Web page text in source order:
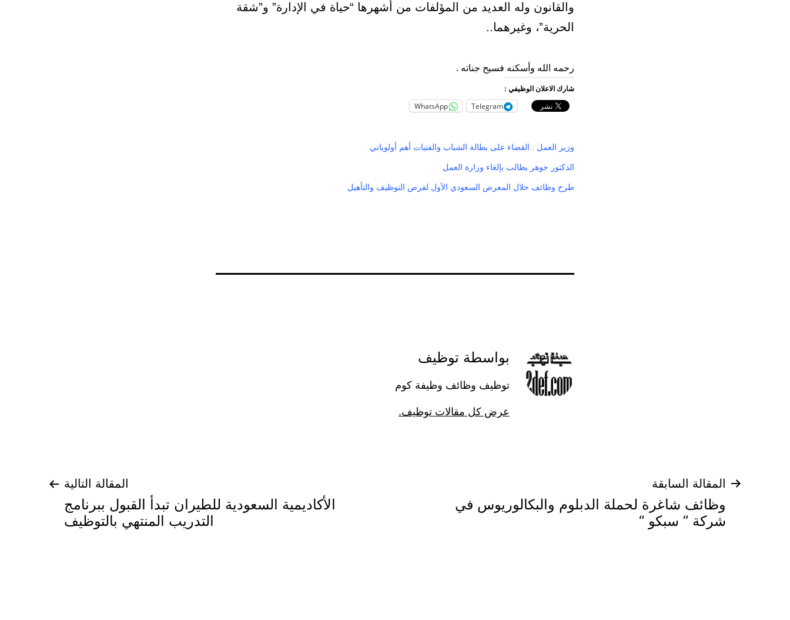
والقانون وله العديد من المؤلفات من أشهرها “حياة في الإدارة” و”شقة
الحرية”، وغيرهما..
رحمه الله وأسكنه فسيح جناته .
شارك الاعلان الوظيفي :
Telegram
WhatsApp
وزير العمل : القضاء على بطالة الشباب والفتيات أهم أولوياتي
الدكتور جوهر يطالب بإلغاء وزارة العمل
طرح وظائف خلال المعرض السعودي الأول لفرص التوظيف والتأهيل
بواسطة توظيف
توظيف وظائف وظيفة كوم
عرض كل مقالات توظيف.
تصفّح
المقالات
المقالة السابقة
وظائف شاغرة لحملة الدبلوم والبكالوريوس في
شركة ” سبكو “
المقالة التالية
الأكاديمية السعودية للطيران تبدأ القبول ببرنامج
التدريب المنتهي بالتوظيف